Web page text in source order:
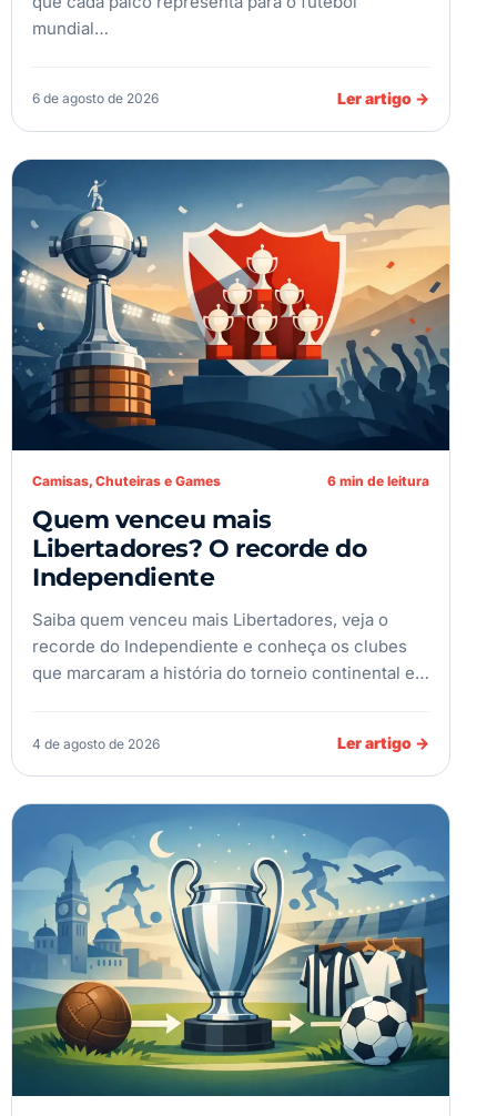
mundial…
6 de agosto de 2026 Ler artigo →
Camisas, Chuteiras e Games 6 min de leitura
Quem venceu mais
Libertadores? O recorde do
Independiente
Saiba quem venceu mais Libertadores, veja o
recorde do Independiente e conheça os clubes
que marcaram a história do torneio continental e…
4 de agosto de 2026 Ler artigo →